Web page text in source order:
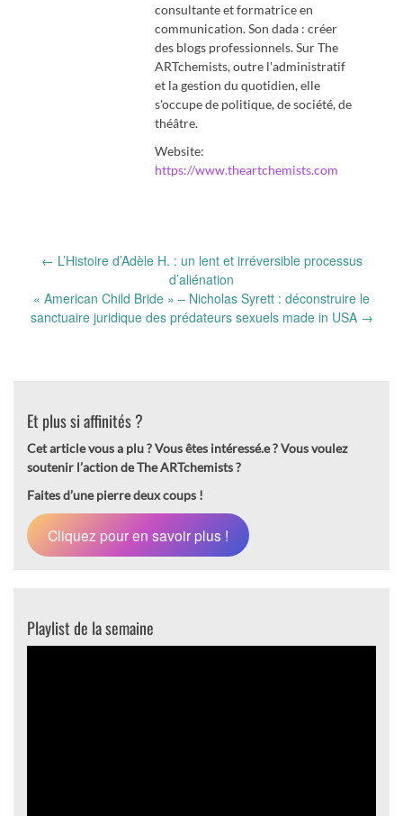
consultante et formatrice en
communication. Son dada : créer
des blogs professionnels. Sur The
ARTchemists, outre l'administratif
et la gestion du quotidien, elle
s'occupe de politique, de société, de
théâtre.
Website:
https://www.theartchemists.com
← L’Histoire d’Adèle H. : un lent et irréversible processus
d’aliénation
« American Child Bride » – Nicholas Syrett : déconstruire le
sanctuaire juridique des prédateurs sexuels made in USA →
Et plus si affinités ?
Cet article vous a plu ? Vous êtes intéressé.e ?Vous voulez
soutenir l’action de The ARTchemists ?
Faites d’une pierre deux coups !
Cliquez pour en savoir plus !
Playlist de la semaine